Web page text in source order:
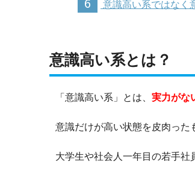
意識高い系ではなく
意識高い系とは？
「意識高い系」とは、 実力がな
意識だけが高い状態を皮肉った
大学生や社会人一年目の若手社